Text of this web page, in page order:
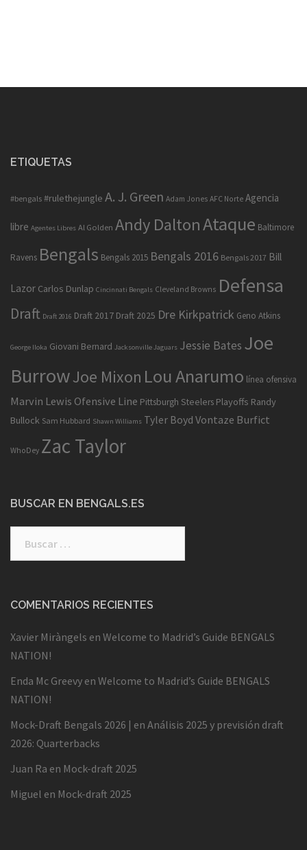
ETIQUETAS
#bengals #rulethejungle A. J. Green Adam Jones AFC Norte Agencia
libre Agentes Libres Al Golden Andy DaltonAtaque Baltimore
Ravens Bengals Bengals 2015 Bengals 2016 Bengals 2017 Bill
Lazor Carlos Dunlap Cincinnati Bengals Cleveland Browns Defensa
Draft Draft 2016 Draft 2017 Draft 2025 Dre Kirkpatrick Geno Atkins
George Iloka Giovani Bernard Jacksonville Jaguars Jessie Bates Joe
BurrowJoe Mixon Lou Anarumo línea ofensiva
Marvin Lewis Ofensive Line Pittsburgh Steelers Playoffs Randy
Bullock Sam Hubbard Shawn Williams Tyler Boyd Vontaze Burfict
WhoDey Zac Taylor
BUSCAR EN BENGALS.ES
COMENTARIOS RECIENTES
Xavier Miràngels en Welcome to Madrid’s Guide BENGALS
NATION!
Enda Mc Greevy en Welcome to Madrid’s Guide BENGALS
NATION!
Mock-Draft Bengals 2026 | en Análisis 2025 y previsión draft
2026: Quarterbacks
Juan Ra en Mock-draft 2025
Miguel en Mock-draft 2025